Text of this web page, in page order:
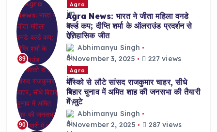
89
Agra
Agra News: भारत ने जीता महिला वनडे
वर्ल्ड कप; दीप्ति शर्मा के ऑलराउंड प्रदर्शन से
ऐतिहासिक जीत
Abhimanyu Singh
November 3, 2025
227 views
90
Agra
मॉस्को से लौटे सांसद राजकुमार चाहर, सीधे
बिहार चुनाव में अमित शाह की जनसभा की तैयारी
में जुटे
Abhimanyu Singh
November 2, 2025
287 views